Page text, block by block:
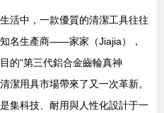
活中，一款優質的清潔工具往往
名生產商——家家（Jiajia），
的“第三代鋁合金齒輪真神
潔用具市場帶來了又一次革新。
集科技、耐用與人性化設計于一